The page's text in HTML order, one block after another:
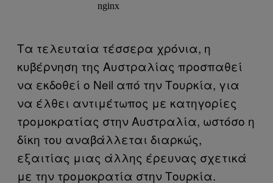
Τα τελευταία τέσσερα χρόνια, η
κυβέρνηση της Αυστραλίας προσπαθεί
να εκδοθεί ο Neil από την Τουρκία, για
να έλθει αντιμέτωπος με κατηγορίες
τρομοκρατίας στην Αυστραλία, ωστόσο η
δίκη του αναβάλλεται διαρκώς,
εξαιτίας μιας άλλης έρευνας σχετικά
με την τρομοκρατία στην Τουρκία.